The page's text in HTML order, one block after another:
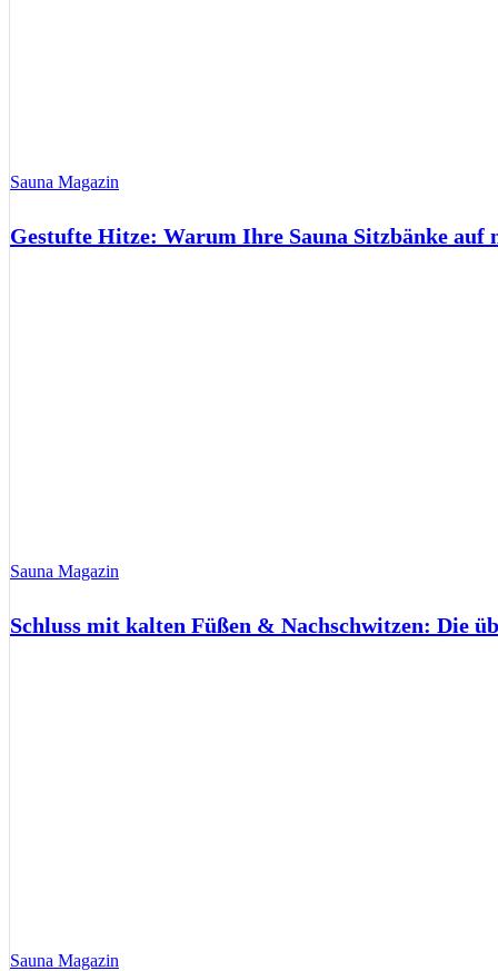
Sauna Magazin
Gestufte Hitze: Warum Ihre Sauna Sitzbänke auf
Sauna Magazin
Schluss mit kalten Füßen & Nachschwitzen: Die
Sauna Magazin